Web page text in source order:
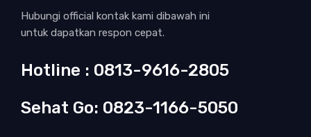
Hubungi official kontak kami dibawah ini
untuk dapatkan respon cepat.
Hotline : 0813-9616-2805
Sehat Go: 0823-1166-5050